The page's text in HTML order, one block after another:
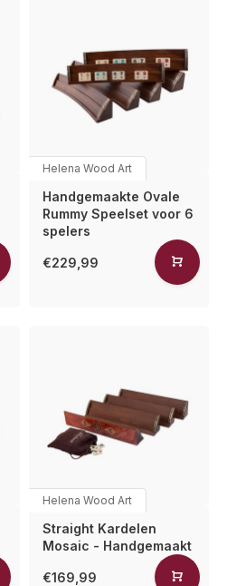
Helena Wood Art
Handgemaakte Ovale
Rummy Speelset voor 6
spelers
€229,99
Helena Wood Art
Straight Kardelen
Mosaic - Handgemaakt
€169,99